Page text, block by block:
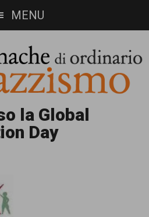
MENU
la Global
Day